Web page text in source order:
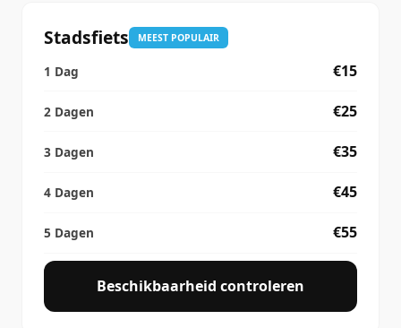
Stadsfiets MEEST POPULAIR
€15
€25
€35
€45
€55
Beschikbaarheid controleren